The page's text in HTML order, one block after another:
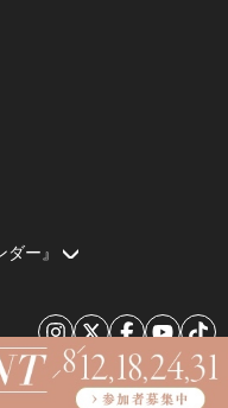
ー』
by Tokyo Calendar, Inc.